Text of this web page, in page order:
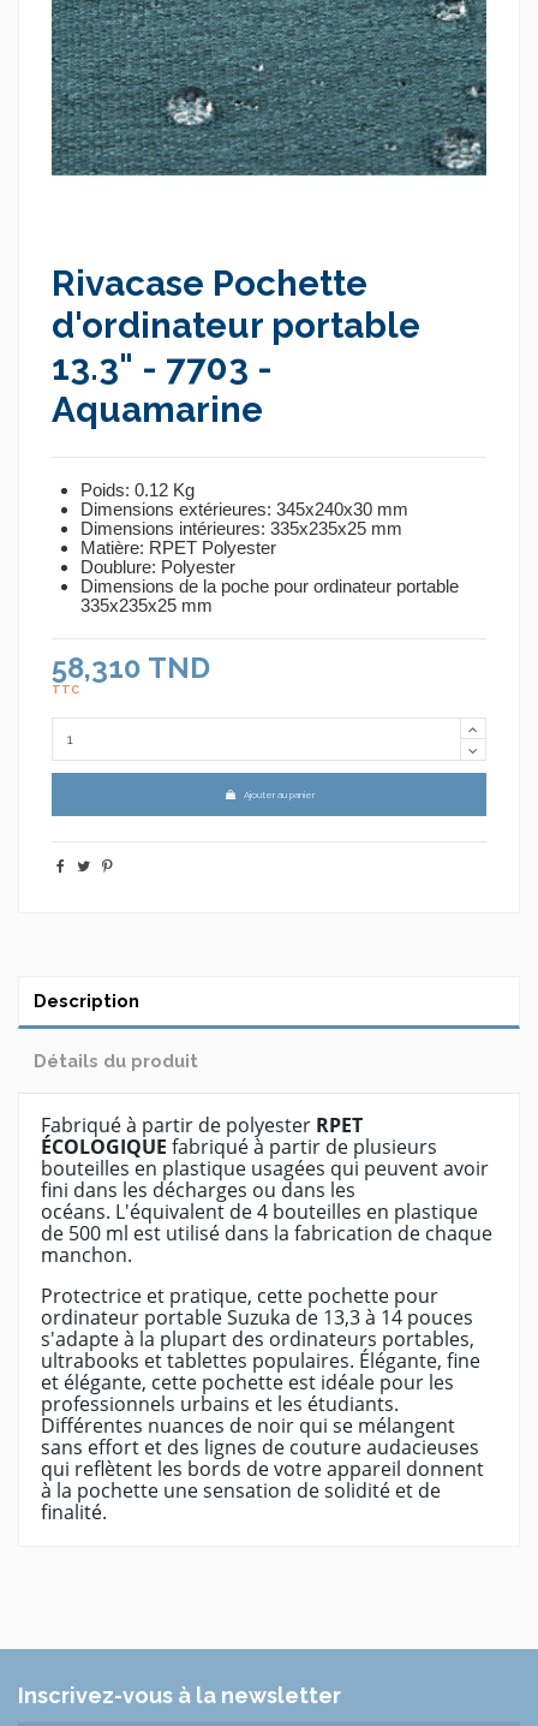
Rivacase Pochette
d'ordinateur portable
13.3" - 7703 -
Aquamarine
Poids: 0.12 Kg
Dimensions extérieures: 345x240x30 mm
Dimensions intérieures: 335x235x25 mm
Matière: RPET Polyester
Doublure: Polyester
Dimensions de la poche pour ordinateur portable
335x235x25 mm
58,310 TND
TTC
Ajouter au panier
Description
Détails du produit
Fabriqué à partir de polyester RPET
ÉCOLOGIQUE fabriqué à partir de plusieurs
bouteilles en plastique usagées qui peuvent avoir
fini dans les décharges ou dans les
océans. L'équivalent de 4 bouteilles en plastique
de 500 ml est utilisé dans la fabrication de chaque
manchon.
Protectrice et pratique, cette pochette pour
ordinateur portable Suzuka de 13,3 à 14 pouces
s'adapte à la plupart des ordinateurs portables,
ultrabooks et tablettes populaires. Élégante, fine
et élégante, cette pochette est idéale pour les
professionnels urbains et les étudiants.
Différentes nuances de noir qui se mélangent
sans effort et des lignes de couture audacieuses
qui reflètent les bords de votre appareil donnent
à la pochette une sensation de solidité et de
finalité.
Inscrivez-vous à la newsletter